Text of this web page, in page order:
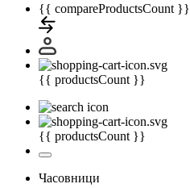
{{ compareProductsCount }}
{{ productsCount }}
{{ productsCount }}
Часовници